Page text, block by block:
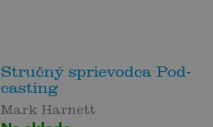
Stručný sprievodca Pod-
casting
Mark Harnett